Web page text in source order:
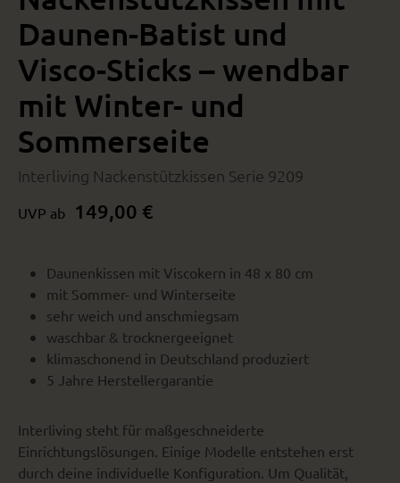
Daunen-Batist und
Visco-Sticks – wendbar
mit Winter- und
Sommerseite
Interliving Nackenstützkissen Serie 9209
UVP ab 149,00 €
Daunenkissen mit Viscokern in 48 x 80 cm
mit Sommer- und Winterseite
sehr weich und anschmiegsam
waschbar & trocknergeeignet
klimaschonend in Deutschland produziert
5 Jahre Herstellergarantie
Interliving steht für maßgeschneiderte
Einrichtungslösungen. Einige Modelle entstehen erst
durch deine individuelle Konfiguration. Um Qualität,